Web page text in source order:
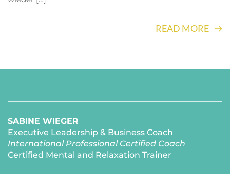
READ MORE
SABINE WIEGER
Executive Leadership & Business Coach
International Professional Certified Coach
Certified Mental and Relaxation Trainer